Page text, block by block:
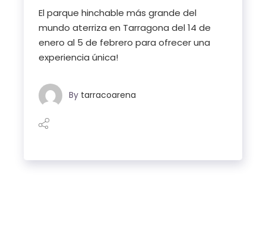
El parque hinchable más grande del
mundo aterriza en Tarragona del 14 de
enero al 5 de febrero para ofrecer una
experiencia única!
By tarracoarena